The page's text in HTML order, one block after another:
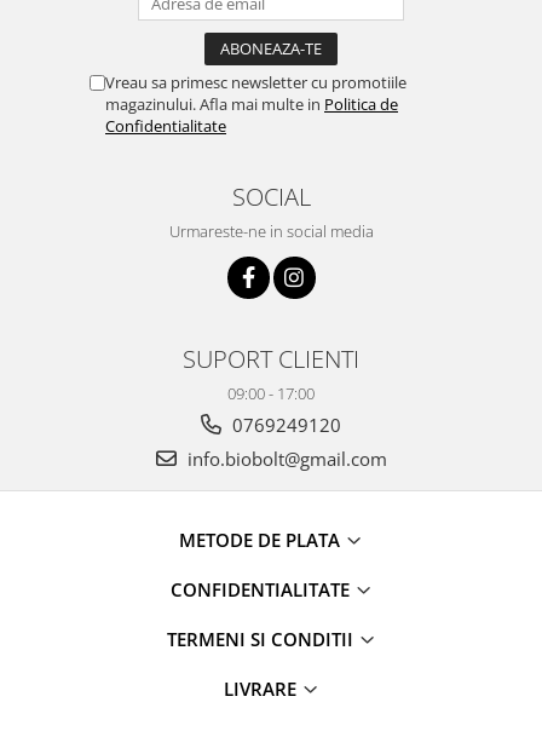
Vreau sa primesc newsletter cu promotiile
magazinului. Afla mai multe in Politica de
Confidentialitate
SOCIAL
Urmareste-ne in social media
SUPORT CLIENTI
09:00 - 17:00
0769249120
info.biobolt@gmail.com
METODE DE PLATA
CONFIDENTIALITATE
TERMENI SI CONDITII
LIVRARE